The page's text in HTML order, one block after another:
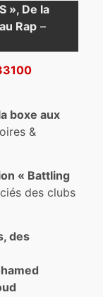
», De la
Rap –
boxe aux
&
« Battling
des clubs
des